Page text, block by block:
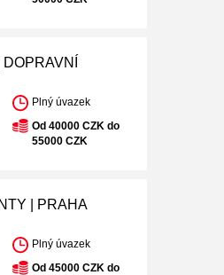
Plný úvazek
Od 40000 CZK do
55000 CZK
| PRAHA
Plný úvazek
Od 45000 CZK do